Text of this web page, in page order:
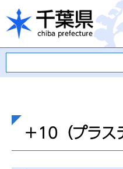
千葉県
＋10（プラス